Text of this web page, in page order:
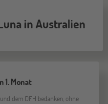
in Australien
1. Monat
dem DFH bedanken, ohne